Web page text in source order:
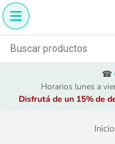
☎
Horarios lunes a
Disfrutá de un 15% de
Inicio